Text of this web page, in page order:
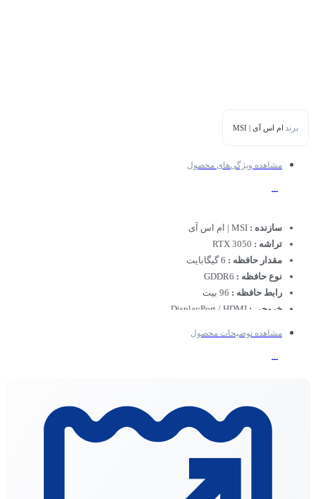
برند ام اس آی | MSI
مشاهده ویژگی‌های محصول
سازنده :
تراشه :
مقدار حافظه :
نوع حافظه :
رابط حافظه :
خروجی :
مشاهده توضیحات محصول